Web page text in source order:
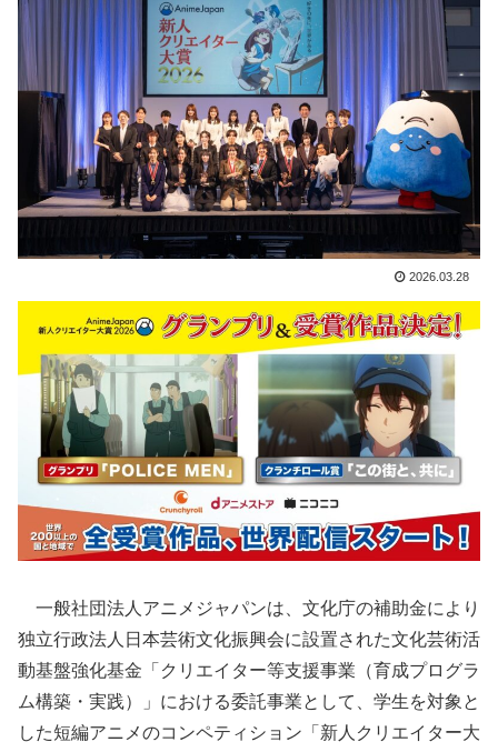
2026.03.28
一般社団法人アニメジャパンは、文化庁の補助金により
独立行政法人日本芸術文化振興会に設置された文化芸術活
動基盤強化基金「クリエイター等支援事業（育成プログラ
ム構築・実践）」における委託事業として、学生を対象と
した短編アニメのコンペティション「新人クリエイター大